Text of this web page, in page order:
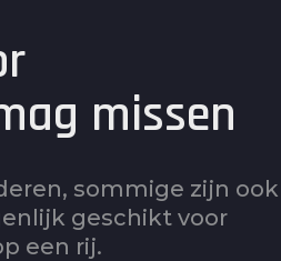
missen
sommige zijn ook
geschikt voor
een rij.